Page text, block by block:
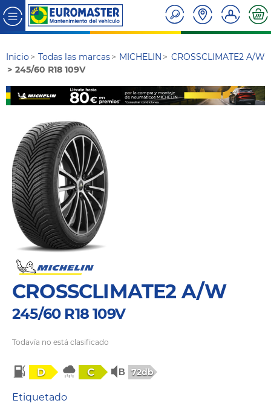
Inicio Todas las marcas MICHELIN
CROSSCLIMATE2 A/W
245/60 R18 109V
CROSSCLIMATE2 A/W
245/60 R18 109V
Todavía no está clasificado
D C 72db
Etiquetado